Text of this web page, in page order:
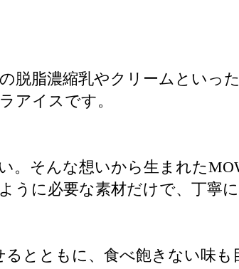
脱脂濃縮乳やクリームといっ
アイスです。
そんな想いから生まれた
に必要な素材だけで、丁寧に
とともに、食べ飽きない味も